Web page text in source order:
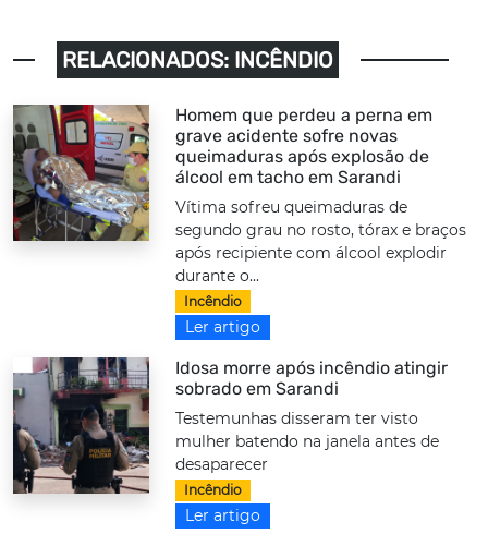
RELACIONADOS: INCÊNDIO
Homem que perdeu a perna em
grave acidente sofre novas
queimaduras após explosão de
álcool em tacho em Sarandi
Vítima sofreu queimaduras de
segundo grau no rosto, tórax e braços
após recipiente com álcool explodir
durante o...
Incêndio
Ler artigo
Idosa morre após incêndio atingir
sobrado em Sarandi
Testemunhas disseram ter visto
mulher batendo na janela antes de
desaparecer
Incêndio
Ler artigo